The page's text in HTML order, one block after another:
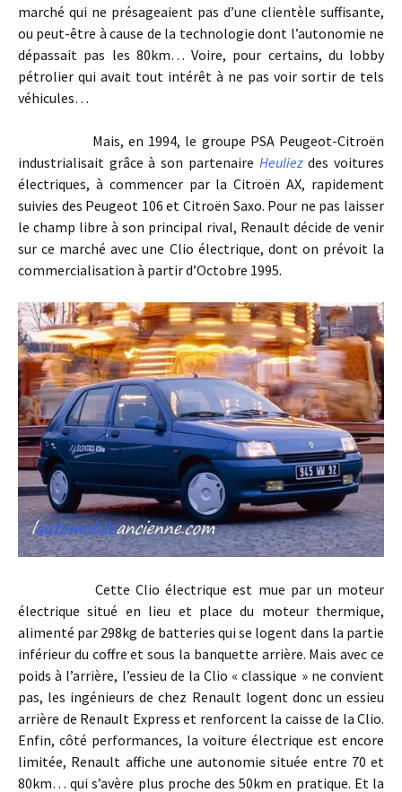
marché qui ne présageaient pas d’une clientèle suffisante,
ou peut-être à cause de la technologie dont l’autonomie ne
dépassait pas les 80km… Voire, pour certains, du lobby
pétrolier qui avait tout intérêt à ne pas voir sortir de tels
véhicules…
Mais, en 1994, le groupe PSA Peugeot-Citroën
industrialisait grâce à son partenaire Heuliez des voitures
électriques, à commencer par la Citroën AX, rapidement
suivies des Peugeot 106 et Citroën Saxo. Pour ne pas laisser
le champ libre à son principal rival, Renault décide de venir
sur ce marché avec une Clio électrique, dont on prévoit la
commercialisation à partir d’Octobre 1995.
Cette Clio électrique est mue par un moteur
électrique situé en lieu et place du moteur thermique,
alimenté par 298kg de batteries qui se logent dans la partie
inférieur du coffre et sous la banquette arrière. Mais avec ce
poids à l’arrière, l’essieu de la Clio « classique » ne convient
pas, les ingénieurs de chez Renault logent donc un essieu
arrière de Renault Express et renforcent la caisse de la Clio.
Enfin, côté performances, la voiture électrique est encore
limitée, Renault affiche une autonomie située entre 70 et
80km… qui s’avère plus proche des 50km en pratique. Et la